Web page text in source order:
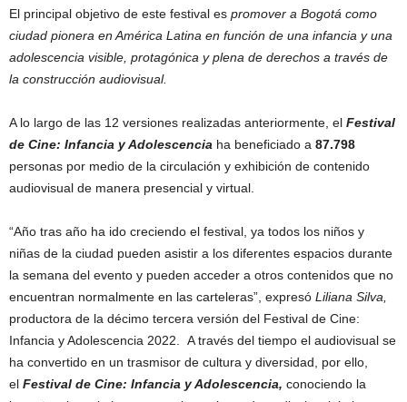
El principal objetivo de este festival es promover a Bogotá como
ciudad pionera en América Latina en función de una infancia y una
adolescencia visible, protagónica y plena de derechos a través de
la construcción audiovisual.
A lo largo de las 12 versiones realizadas anteriormente, el Festival
de Cine: Infancia y Adolescencia ha beneficiado a 87.798
personas por medio de la circulación y exhibición de contenido
audiovisual de manera presencial y virtual.
“Año tras año ha ido creciendo el festival, ya todos los niños y
niñas de la ciudad pueden asistir a los diferentes espacios durante
la semana del evento y pueden acceder a otros contenidos que no
encuentran normalmente en las carteleras”, expresó Liliana Silva,
productora de la décimo tercera versión del Festival de Cine:
Infancia y Adolescencia 2022. A través del tiempo el audiovisual se
ha convertido en un trasmisor de cultura y diversidad, por ello,
el Festival de Cine: Infancia y Adolescencia, conociendo la